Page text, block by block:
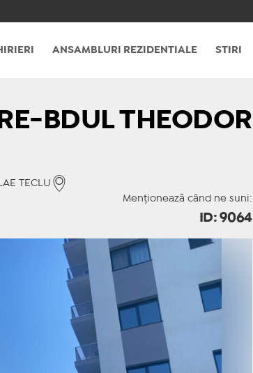
ANSAMBLURI REZIDENTIALE STIRI
BDUL THEODOR
TECLU
Menționează când ne suni:
ID: 9064